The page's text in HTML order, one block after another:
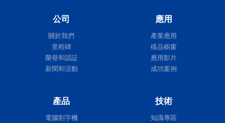
公司
關於我們
里程碑
榮譽和認証
新聞和活動
應用
產業應用
樣品櫥窗
應用影片
成功案例
產品
電腦割字機
技術
知識專區